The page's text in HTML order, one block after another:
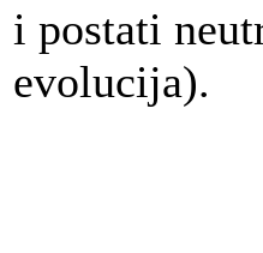
i postati
evolucija).